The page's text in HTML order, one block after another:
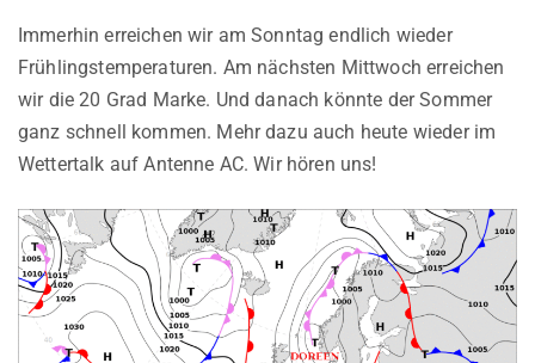
Immerhin erreichen wir am Sonntag endlich wieder
Frühlingstemperaturen. Am nächsten Mittwoch erreichen
wir die 20 Grad Marke. Und danach könnte der Sommer
ganz schnell kommen. Mehr dazu auch heute wieder im
Wettertalk auf Antenne AC. Wir hören uns!